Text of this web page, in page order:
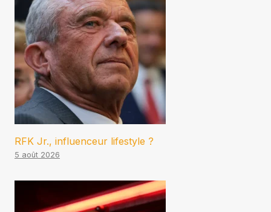
RFK Jr., influenceur lifestyle ?
5 août 2026